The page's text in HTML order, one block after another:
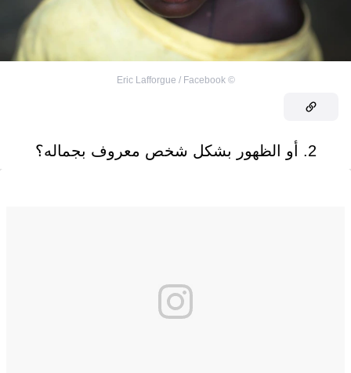
©
Eric Lafforgue / Facebook
2. أو الظهور بشكل شخص معروف بجماله؟